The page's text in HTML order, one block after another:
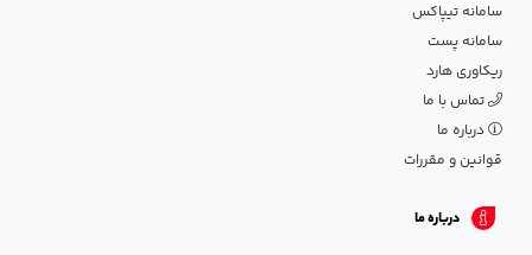
سامانه تیپاکس
سامانه پست
ریکاوری هارد
تماس با ما
درباره ما
قوانین و مقررات
درباره ما